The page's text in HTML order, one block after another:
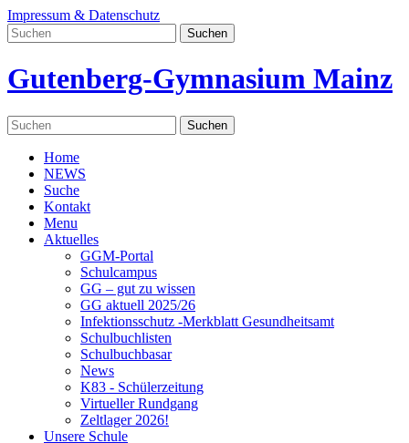
Impressum & Datenschutz
Gutenberg-Gymnasium Mainz
Home
NEWS
Suche
Kontakt
Menu
Aktuelles
GGM-Portal
Schulcampus
GG – gut zu wissen
GG aktuell 2025/26
Infektionsschutz -Merkblatt Gesundheitsamt
Schulbuchlisten
Schulbuchbasar
News
K83 - Schülerzeitung
Virtueller Rundgang
Zeltlager 2026!
Unsere Schule